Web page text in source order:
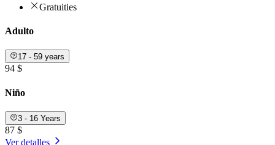
Gratuities
Adulto
17 - 59 years
94 $
Niño
3 - 16 Years
87 $
Ver detalles